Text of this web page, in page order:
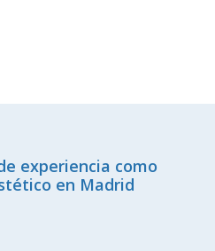
experiencia como
en Madrid